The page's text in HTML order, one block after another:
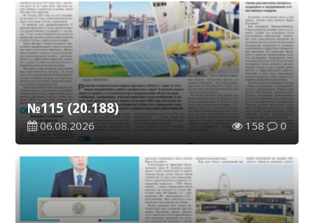
№115 (20.188)
06.08.2026 158 0